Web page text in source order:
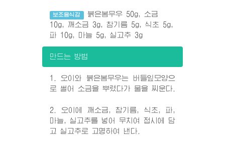
보조음식감
붉은봄무우 50g, 소금
10g, 깨소금 3g, 참기름 5g, 식초 5g,
파 10g, 마늘 5g, 실고추 3g
만드는 방법
1. 오이와 붉은봄무우는 버들잎모양으
로 썰어 소금을 뿌렸다가 물을 찌운다.
2. 오이에 깨소금, 참기름, 식초, 파,
마늘, 실고추를 넣어 무치여 접시에 담
고 실고추로 고명하여 낸다.